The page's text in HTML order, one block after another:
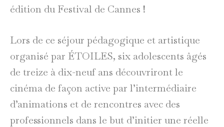
édition du Festival de Cannes !
Lors de ce séjour pédagogique et artistique
organisé par ÉTOILES, six adolescents âgés
de treize à dix-neuf ans découvriront le
cinéma de façon active par l’intermédiaire
d’animations et de rencontres avec des
professionnels dans le but d’initier une réelle